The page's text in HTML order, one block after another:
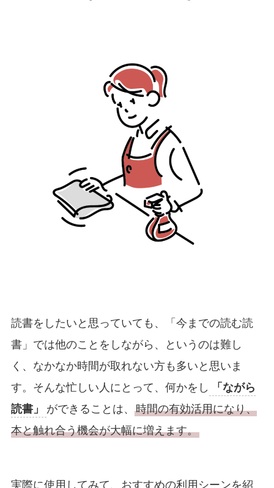
読書をしたいと思っていても、「今までの読む読
書」では他のことをしながら、というのは難し
く、なかなか時間が取れない方も多いと思いま
す。そんな忙しい人にとって、何かをし
「ながら
読書」
ができることは、 時間の有効活用になり、
本と触れ合う機会が大幅に増えます。
実際に使用してみて、おすすめの利用シーンを紹